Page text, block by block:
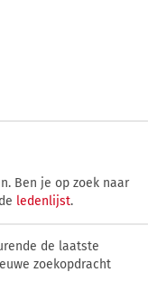
Ben je op zoek naar
ledenlijst.
de laatste
zoekopdracht